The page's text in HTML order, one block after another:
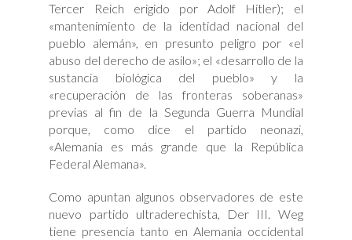
Tercer Reich erigido por Adolf Hitler); el
«mantenimiento de la identidad nacional del
pueblo alemán», en presunto peligro por «el
abuso del derecho de asilo»; el «desarrollo de la
sustancia biológica del pueblo» y la
«recuperación de las fronteras soberanas»
previas al fin de la Segunda Guerra Mundial
porque, como dice el partido neonazi,
«Alemania es más grande que la República
Federal Alemana».
Como apuntan algunos observadores de este
nuevo partido ultraderechista, Der III. Weg
tiene presencia tanto en Alemania occidental